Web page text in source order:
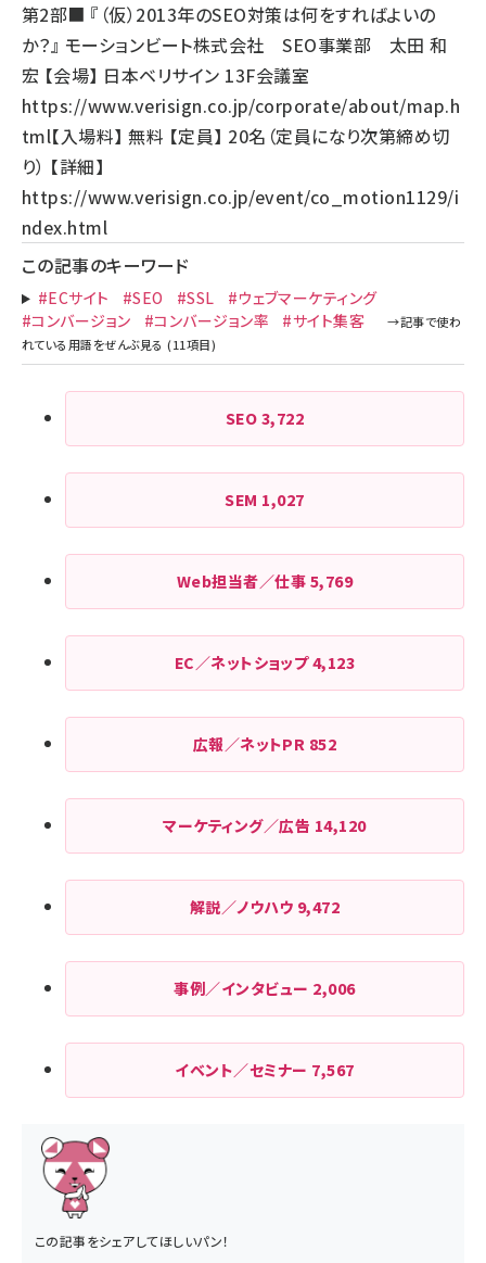
第2部■ 『（仮）2013年のSEO対策は何をすればよいの
か？』 モーションビート株式会社 SEO事業部 太田 和
宏 【会場】 日本ベリサイン 13F会議室
https://www.verisign.co.jp/corporate/about/map.h
tml【入場料】 無料 【定員】 20名（定員になり次第締め切
り） 【詳細】
https://www.verisign.co.jp/event/co_motion1129/i
ndex.html
この記事のキーワード
#ECサイト #SEO #SSL
#ウェブマーケティング
#コンバージョン
#コンバージョン率 #サイト集客
SEO 3,722
SEM 1,027
Web担当者／仕事 5,769
EC／ネットショップ4,123
広報／ネットPR 852
マーケティング／広告 14,120
解説／ノウハウ 9,472
事例／インタビュー 2,006
イベント／セミナー 7,567
この記事をシェアしてほしいパン！